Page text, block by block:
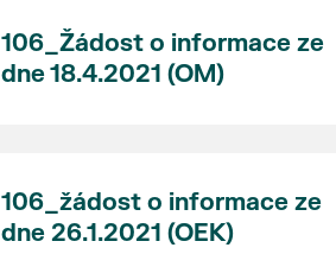
106_Žádost o informace ze
dne 18.4.2021 (OM)
106_žádost o informace ze
dne 26.1.2021 (OEK)